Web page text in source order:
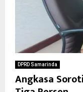
DPRD Samarinda
Angkasa